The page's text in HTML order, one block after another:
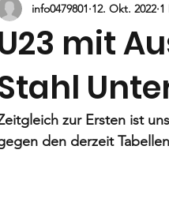
C-Jugend D-Jugend
mit
info0479801 12. Okt. 2022 1
zur Ersten ist
den derzeit